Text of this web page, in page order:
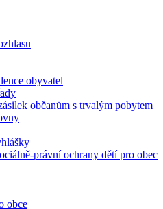
obyvatel
občanům s trvalým pobytem
právní ochrany dětí pro obec
obce